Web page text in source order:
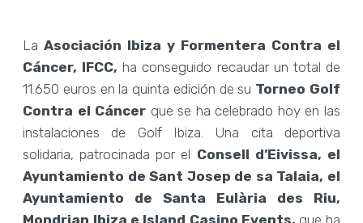
LaAsociación Ibiza y Formentera Contra el
Cáncer, IFCC, ha conseguido recaudar un total de
11.650 euros en la quinta edición de su Torneo Golf
Contra el Cáncer que se ha celebrado hoy en las
instalaciones de Golf Ibiza. Una cita deportiva
solidaria, patrocinada por el Consell d’Eivissa, el
Ayuntamiento de Sant Josep de sa Talaia, el
Ayuntamiento de Santa Eulària des Riu,
Mondrian Ibiza e Island Casino Events, que ha